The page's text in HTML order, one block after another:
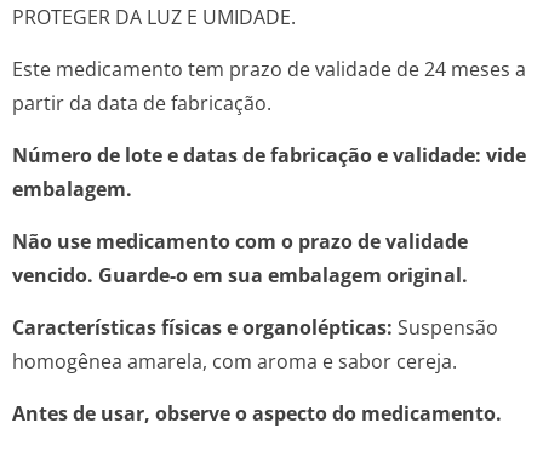
PROTEGER DA LUZ E UMIDADE.
Este medicamento tem prazo de validade de 24 meses a
partir da data de fabricação.
Número de lote e datas de fabricação e validade: vide
embalagem.
Não use medicamento com o prazo de validade
vencido. Guarde-o em sua embalagem original.
Características físicas e organolépticas: Suspensão
homogênea amarela, com aroma e sabor cereja.
Antes de usar, observe o aspecto do medicamento.